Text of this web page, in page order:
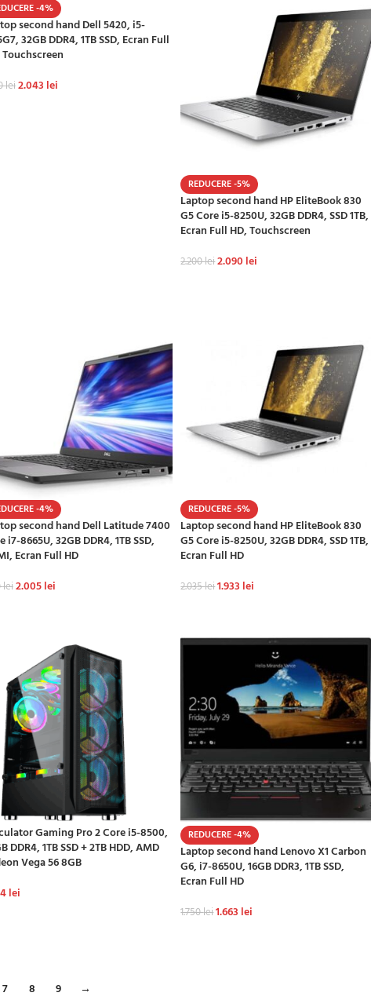
-4%
second hand Dell 5420, i5-
32GB DDR4, 1TB SSD, Ecran Full
Touchscreen
lei2.043 lei
REDUCERE -5%
Laptop second hand HP EliteBook 830
G5 Core i5-8250U, 32GB DDR4, SSD 1TB,
Ecran Full HD, Touchscreen
2.200lei2.090 lei
-4%
second hand Dell Latitude 7400
i7-8665U, 32GB DDR4, 1TB SSD,
Ecran Full HD
lei2.005lei
REDUCERE -5%
Laptop second hand HP EliteBook 830
G5 Core i5-8250U, 32GB DDR4, SSD 1TB,
Ecran Full HD
2.035lei1.933 lei
Gaming Pro 2 Core i5-8500,
DDR4, 1TB SSD + 2TB HDD, AMD
Vega 56 8GB
lei
REDUCERE -4%
Laptop second hand Lenovo X1 Carbon
G6, i7-8650U, 16GB DDR3, 1TB SSD,
Ecran Full HD
1.750lei1.663 lei
7 8 9 →